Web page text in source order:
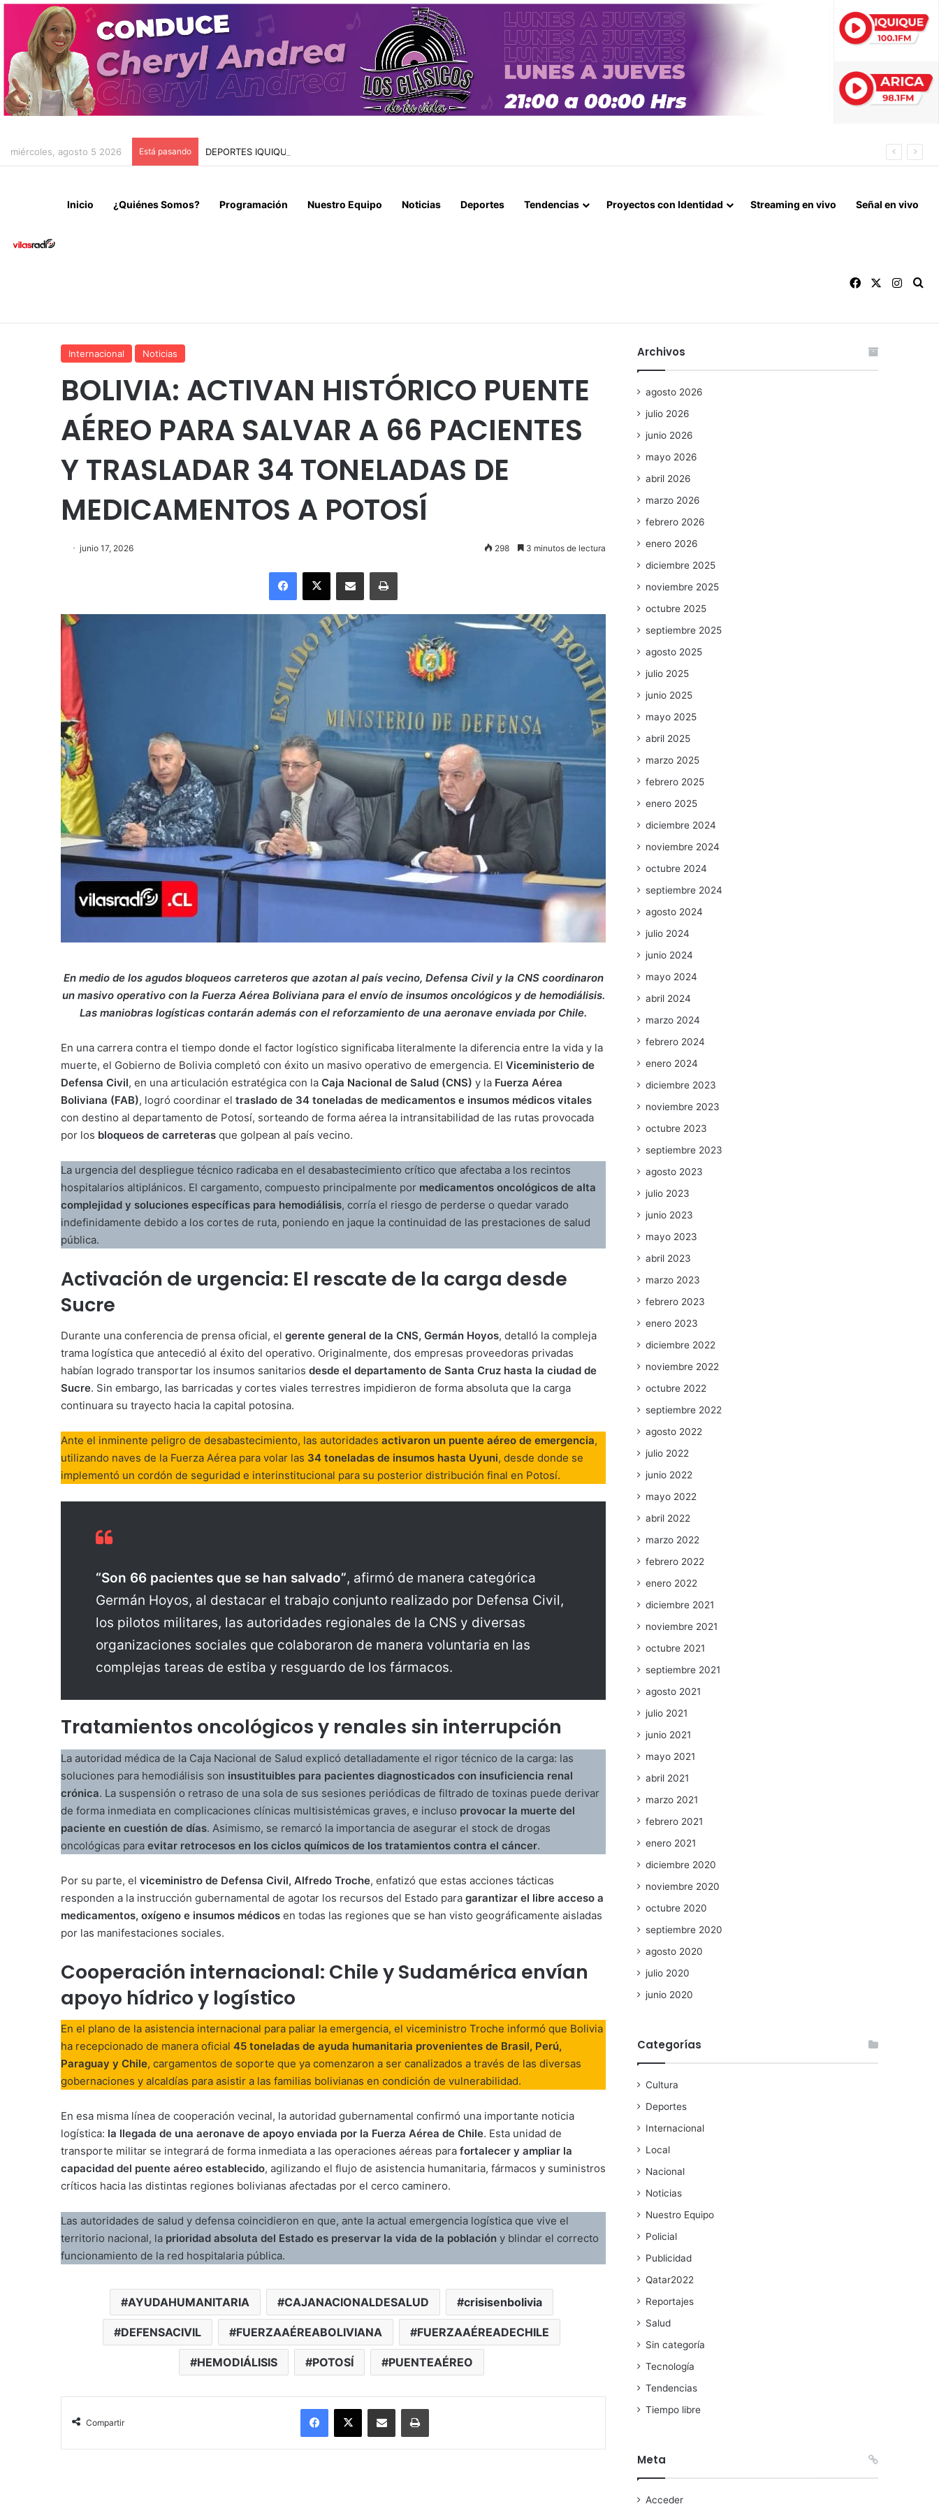
miércoles, agosto 5 2026 Está pasando DEPORTES IQUIQUE DERROTA 3-1 A DEPORTES LIMACHE Y CLASIFICA A LA SIGUIENTE FASE DE LA COPA CHILE
Inicio ¿Quiénes Somos? Programación Nuestro Equipo Noticias Deportes Tendencias Proyectos con Identidad Streaming en vivo Señal en vivo
Facebook
Internacional Noticias
BOLIVIA: ACTIVAN HISTÓRICO PUENTE
AÉREO PARA SALVAR A 66 PACIENTES
Y TRASLADAR 34 TONELADAS DE
MEDICAMENTOS A POTOSÍ
junio 17, 2026 298 3 minutos de lectura
Facebook
X Enviar vía email Imprimir
En medio de los agudos bloqueos carreteros que azotan al país vecino, Defensa Civil y la CNS coordinaron
un masivo operativo con la Fuerza Aérea Boliviana para el envío de insumos oncológicos y de hemodiálisis.
Las maniobras logísticas contarán además con el reforzamiento de una aeronave enviada por Chile.
En una carrera contra el tiempo donde el factor logístico significaba literalmente la diferencia entre la vida y la
muerte, el Gobierno de Bolivia completó con éxito un masivo operativo de emergencia. El Viceministerio de
Defensa Civil, en una articulación estratégica con la Caja Nacional de Salud (CNS) y la Fuerza Aérea
Boliviana (FAB), logró coordinar el traslado de 34 toneladas de medicamentos e insumos médicos vitales
con destino al departamento de Potosí, sorteando de forma aérea la intransitabilidad de las rutas provocada
por los bloqueos de carreteras que golpean al país vecino.
La urgencia del despliegue técnico radicaba en el desabastecimiento crítico que afectaba a los recintos
hospitalarios altiplánicos. El cargamento, compuesto principalmente por medicamentos oncológicos de alta
complejidad y soluciones específicas para hemodiálisis, corría el riesgo de perderse o quedar varado
indefinidamente debido a los cortes de ruta, poniendo en jaque la continuidad de las prestaciones de salud
pública.
Activación de urgencia: El rescate de la carga desde
Sucre
Durante una conferencia de prensa oficial, el gerente general de la CNS, Germán Hoyos, detalló la compleja
trama logística que antecedió al éxito del operativo. Originalmente, dos empresas proveedoras privadas
habían logrado transportar los insumos sanitarios desde el departamento de Santa Cruz hasta la ciudad de
Sucre. Sin embargo, las barricadas y cortes viales terrestres impidieron de forma absoluta que la carga
continuara su trayecto hacia la capital potosina.
Ante el inminente peligro de desabastecimiento, las autoridades activaron un puente aéreo de emergencia,
utilizando naves de la Fuerza Aérea para volar las 34 toneladas de insumos hasta Uyuni, desde donde se
implementó un cordón de seguridad e interinstitucional para su posterior distribución final en Potosí.
“Son 66 pacientes que se han salvado”, afirmó de manera categórica
Germán Hoyos, al destacar el trabajo conjunto realizado por Defensa Civil,
los pilotos militares, las autoridades regionales de la CNS y diversas
organizaciones sociales que colaboraron de manera voluntaria en las
complejas tareas de estiba y resguardo de los fármacos.
Tratamientos oncológicos y renales sin interrupción
La autoridad médica de la Caja Nacional de Salud explicó detalladamente el rigor técnico de la carga: las
soluciones para hemodiálisis son insustituibles para pacientes diagnosticados con insuficiencia renal
crónica. La suspensión o retraso de una sola de sus sesiones periódicas de filtrado de toxinas puede derivar
de forma inmediata en complicaciones clínicas multisistémicas graves, e incluso provocar la muerte del
paciente en cuestión de días. Asimismo, se remarcó la importancia de asegurar el stock de drogas
oncológicas para evitar retrocesos en los ciclos químicos de los tratamientos contra el cáncer.
Por su parte, el viceministro de Defensa Civil, Alfredo Troche, enfatizó que estas acciones tácticas
responden a la instrucción gubernamental de agotar los recursos del Estado para garantizar el libre acceso a
medicamentos, oxígeno e insumos médicos en todas las regiones que se han visto geográficamente aisladas
por las manifestaciones sociales.
Cooperación internacional: Chile y Sudamérica envían
apoyo hídrico y logístico
En el plano de la asistencia internacional para paliar la emergencia, el viceministro Troche informó que Bolivia
ha recepcionado de manera oficial 45 toneladas de ayuda humanitaria provenientes de Brasil, Perú,
Paraguay y Chile, cargamentos de soporte que ya comenzaron a ser canalizados a través de las diversas
gobernaciones y alcaldías para asistir a las familias bolivianas en condición de vulnerabilidad.
En esa misma línea de cooperación vecinal, la autoridad gubernamental confirmó una importante noticia
logística: la llegada de una aeronave de apoyo enviada por la Fuerza Aérea de Chile. Esta unidad de
transporte militar se integrará de forma inmediata a las operaciones aéreas para fortalecer y ampliar la
capacidad del puente aéreo establecido, agilizando el flujo de asistencia humanitaria, fármacos y suministros
críticos hacia las distintas regiones bolivianas afectadas por el cerco caminero.
Las autoridades de salud y defensa coincidieron en que, ante la actual emergencia logística que vive el
territorio nacional, la prioridad absoluta del Estado es preservar la vida de la población y blindar el correcto
funcionamiento de la red hospitalaria pública.
AYUDAHUMANITARIA CAJANACIONALDESALUD crisisenbolivia
DEFENSACIVIL FUERZAAÉREABOLIVIANA FUERZAAÉREADECHILE
HEMODIÁLISIS POTOSÍ PUENTEAÉREO
Compartir
Facebook
X Enviar vía email Imprimir
Archivos
agosto 2026
julio 2026
junio 2026
mayo 2026
abril 2026
marzo 2026
febrero 2026
enero 2026
diciembre 2025
noviembre 2025
octubre 2025
septiembre 2025
agosto 2025
julio 2025
junio 2025
mayo 2025
abril 2025
marzo 2025
febrero 2025
enero 2025
diciembre 2024
noviembre 2024
octubre 2024
septiembre 2024
agosto 2024
julio 2024
junio 2024
mayo 2024
abril 2024
marzo 2024
febrero 2024
enero 2024
diciembre 2023
noviembre 2023
octubre 2023
septiembre 2023
agosto 2023
julio 2023
junio 2023
mayo 2023
abril 2023
marzo 2023
febrero 2023
enero 2023
diciembre 2022
noviembre 2022
octubre 2022
septiembre 2022
agosto 2022
julio 2022
junio 2022
mayo 2022
abril 2022
marzo 2022
febrero 2022
enero 2022
diciembre 2021
noviembre 2021
octubre 2021
septiembre 2021
agosto 2021
julio 2021
junio 2021
mayo 2021
abril 2021
marzo 2021
febrero 2021
enero 2021
diciembre 2020
noviembre 2020
octubre 2020
septiembre 2020
agosto 2020
julio 2020
junio 2020
Categorías
Cultura
Deportes
Internacional
Local
Nacional
Noticias
Nuestro Equipo
Policial
Publicidad
Qatar2022
Reportajes
Salud
Sin categoría
Tecnología
Tendencias
Tiempo libre
Meta
Acceder